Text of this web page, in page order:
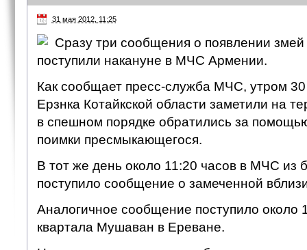
31 мая 2012, 11:25
Сразу три сообщения о появлении
поступили накануне в МЧС Армении.
Как сообщает пресс-служба МЧС, утром
Ерзнка Котайкской области заметили на
в спешном порядке обратились за
поимки пресмыкающегося.
В тот же день около 11:20 часов в МЧС из
поступило сообщение о замеченной
Аналогичное сообщение поступило около
квартала Мушаван в Ереване.